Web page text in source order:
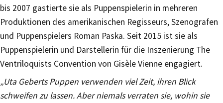
bis 2007 gastierte sie als Puppenspielerin in mehreren
Produktionen des amerikanischen Regisseurs, Szenografen
und Puppenspielers Roman Paska. Seit 2015 ist sie als
Puppenspielerin und Darstellerin für die Inszenierung The
Ventriloquists Convention von Gisèle Vienne engagiert.
„Uta Geberts Puppen verwenden viel Zeit, ihren Blick
schweifen zu lassen. Aber niemals verraten sie, wohin sie